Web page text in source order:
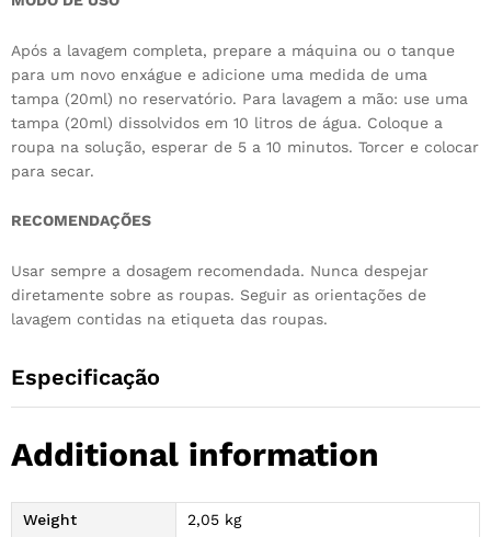
Após a lavagem completa, prepare a máquina ou o tanque
para um novo enxágue e adicione uma medida de uma
tampa (20ml) no reservatório. Para lavagem a mão: use uma
tampa (20ml) dissolvidos em 10 litros de água. Coloque a
roupa na solução, esperar de 5 a 10 minutos. Torcer e colocar
para secar.
RECOMENDAÇÕES
Usar sempre a dosagem recomendada. Nunca despejar
diretamente sobre as roupas. Seguir as orientações de
lavagem contidas na etiqueta das roupas.
Especificação
Additional information
Weight 2,05 kg